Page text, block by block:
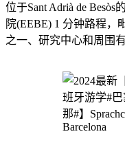
位于Sant Adrià de
院(EEBE) 1 分钟路程，
之一、研究中心和周围